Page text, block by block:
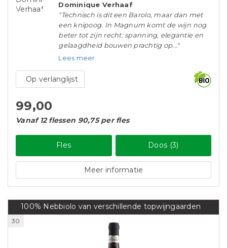
Dominique Verhaaf
"Technisch is dit een Barolo, maar dan met
een knipoog. In Magnum komt de wijn nog
beter tot zijn recht: spanning, elegantie en
gelaagdheid bouwen prachtig op..."
Lees meer
Op verlanglijst
99,00
Vanaf 12 flessen 90,75 per fles
Fles Doos (3)
Meer informatie
100% Nebbiolo van verschillende topwijngaarden
30